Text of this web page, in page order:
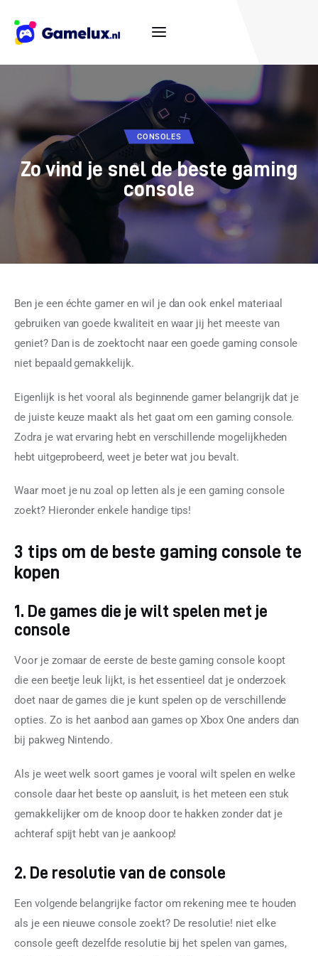
Casino
Consoles
Populair
Tips
Games
Contact
CONSOLES
Zo vind je snel de beste gaming
console
Ben je een échte gamer en wil je dan ook enkel materiaal
gebruiken van goede kwaliteit en waar jij het meeste van
geniet? Dan is de zoektocht naar een goede gaming console
niet bepaald gemakkelijk.
Eigenlijk is het vooral als beginnende gamer belangrijk dat je
de juiste keuze maakt als het gaat om een gaming console.
Zodra je wat ervaring hebt en verschillende mogelijkheden
hebt uitgeprobeerd, weet je beter wat jou bevalt.
Waar moet je nu zoal op letten als je een gaming console
zoekt? Hieronder enkele handige tips!
3 tips om de beste gaming console te
kopen
1. De games die je wilt spelen met je
console
Voor je zomaar de eerste de beste gaming console koopt
die een beetje leuk lijkt, is het essentieel dat je onderzoek
doet naar de games die je kunt spelen op de verschillende
opties. Zo is het aanbod aan games op Xbox One anders dan
bij pakweg Nintendo.
Als je weet welk soort games je vooral wilt spelen en welke
console daar het beste op aansluit, is het meteen een stuk
gemakkelijker om de knoop door te hakken zonder dat je
achteraf spijt hebt van je aankoop!
2. De resolutie van de console
Een volgende belangrijke factor om rekening mee te houden
als je een nieuwe console zoekt? De resolutie! niet elke
console geeft dezelfde resolutie bij het spelen van games,